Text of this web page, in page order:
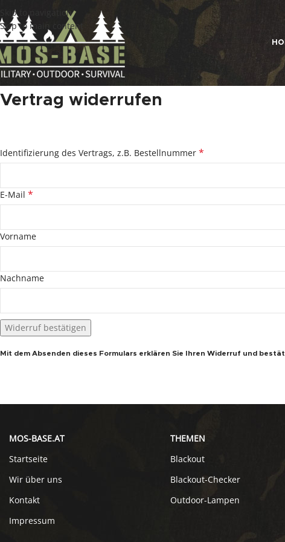
Skip to navigation
Skip to main content
Vertrag widerrufen
Identifizierung des Vertrags, z.B. Bestellnummer *
E-Mail *
E-
Mail
Vorname
Nachname
Widerruf bestätigen
Mit dem Absenden dieses Formulars erklären Sie Ihren Widerruf und
MOS-BASE.AT
Startseite
Wir über uns
Kontakt
Impressum
THEMEN
Blackout
Blackout-Checker
Outdoor-Lampen